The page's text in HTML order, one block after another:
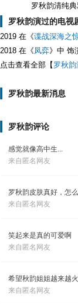
罗秋韵清纯
罗秋韵演过的电视
2019 在《谍战深海之
2018 在《 凤弈》中 饰
点击查看全部【罗秋
罗秋韵最新消息
罗秋韵评论
感觉就像高中生...
来自匿名网友
罗秋韵皮肤真好，怎
来自匿名网友
笑起来是真的可爱啊
来自匿名网友
希望秋韵姐姐越来越火
来自匿名网友